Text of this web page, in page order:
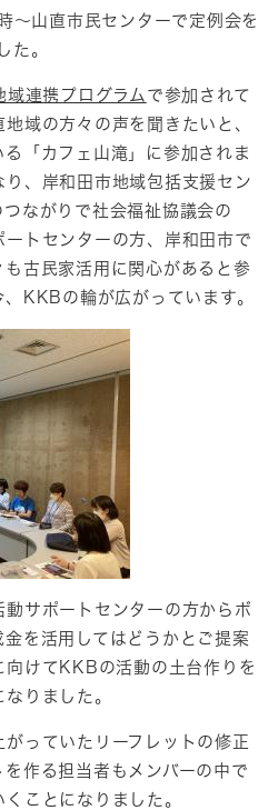
山直市民センターで定例会を
た。
域連携プログラム で参加されて
域の方々の声を聞きたいと、
「カフェ山滝」に参加されま
り、岸和田市地域包括支援セン
ながりで社会福祉協議会の
トセンターの方、岸和田市で
古民家活用に関心があると参
KKBの輪が広がっています。
サポートセンターの方からボ
を活用してはどうかとご提案
向けてKKBの活動の土台作りを
りました。
っていたリーフレットの修正
作る担当者もメンバーの中で
ことになりました。